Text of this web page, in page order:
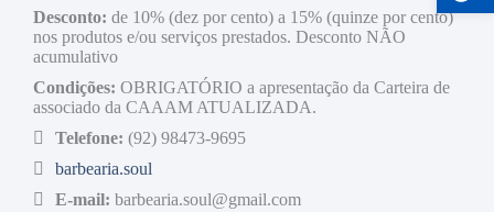
Desconto: de 10% (dez por cento) a 15% (quinze por cento)
nos produtos e/ou serviços prestados. Desconto NÃO
acumulativo
Condições: OBRIGATÓRIO a apresentação da Carteira de
associado da CAAAM ATUALIZADA.
Telefone: (92) 98473-9695
barbearia.soul
E-mail: barbearia.soul@gmail.com